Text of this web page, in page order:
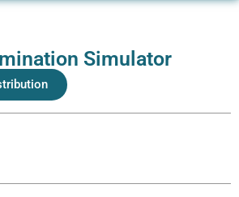
Simulator